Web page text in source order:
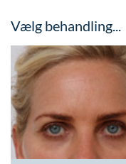
Vælg behandling...